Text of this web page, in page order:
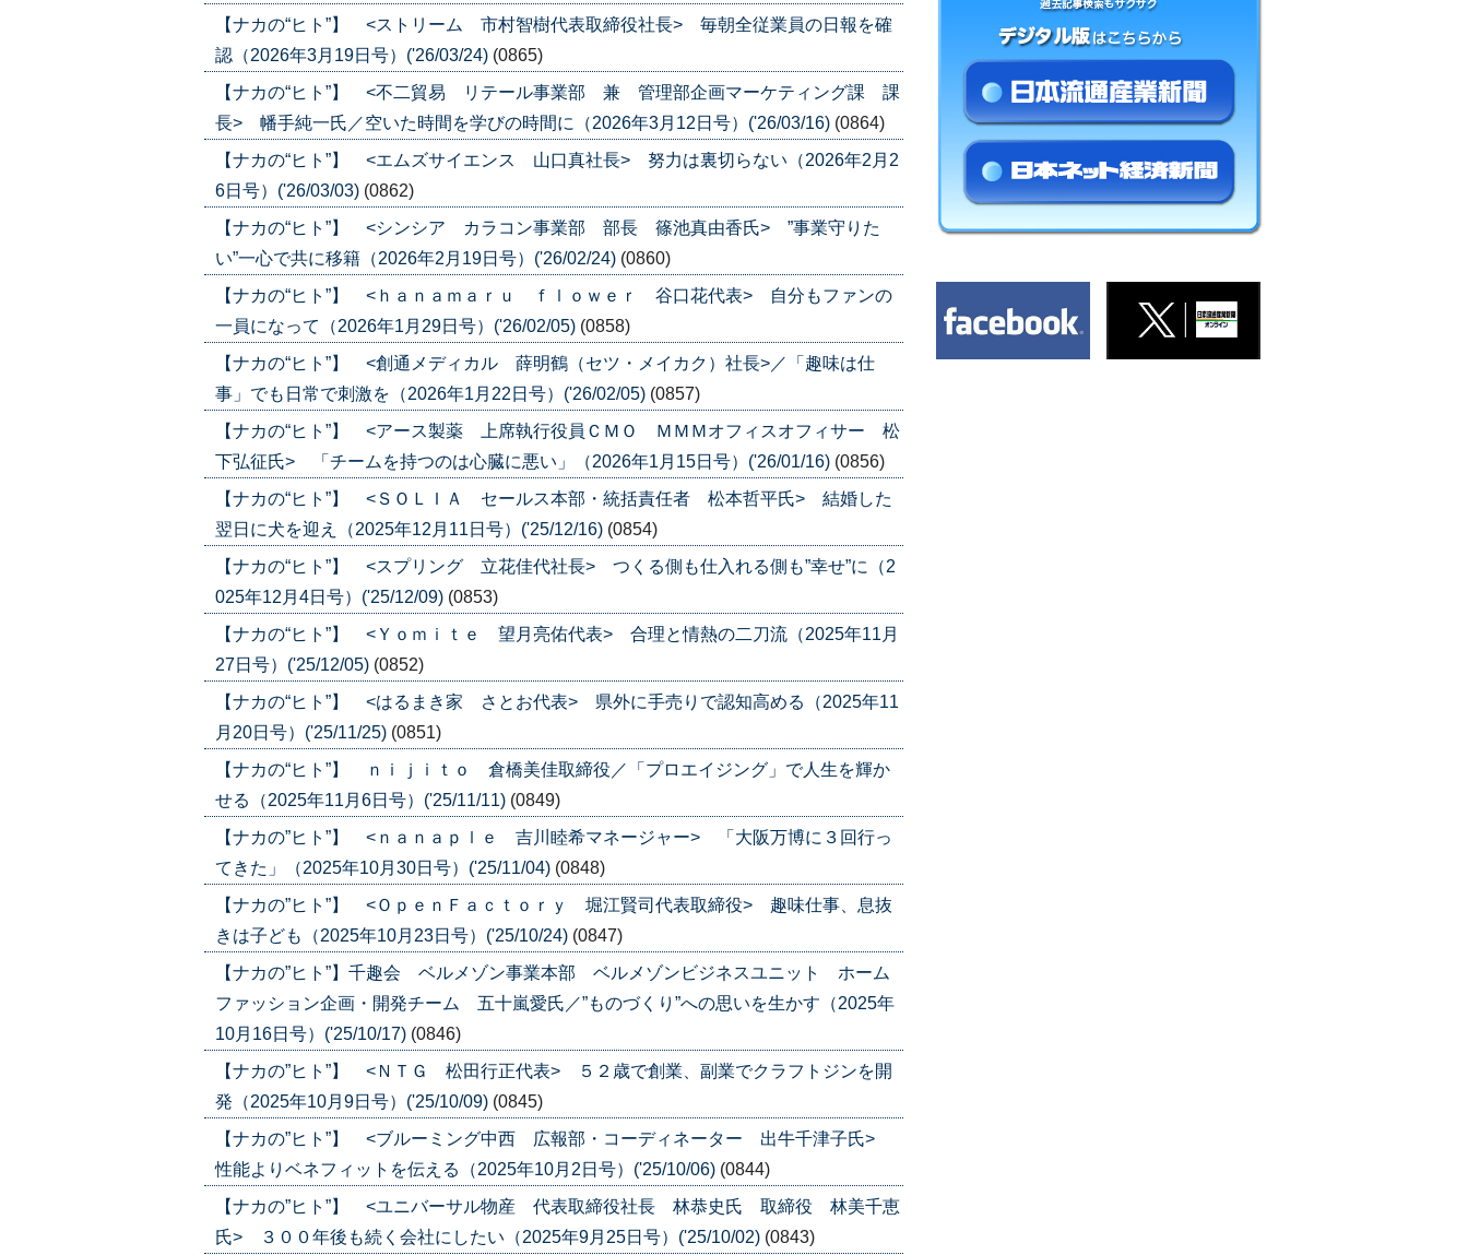
【ナカの“ヒト”】 <ストリーム 市村智樹代表取締役社長> 毎朝全従業員の日報を確
認（2026年3月19日号）('26/03/24) (0865)
【ナカの“ヒト”】 <不二貿易 リテール事業部 兼 管理部企画マーケティング課 課
長> 幡手純一氏／空いた時間を学びの時間に（2026年3月12日号）('26/03/16) (0864)
【ナカの“ヒト”】 <エムズサイエンス 山口真社長> 努力は裏切らない（2026年2月2
6日号）('26/03/03) (0862)
【ナカの“ヒト”】 <シンシア カラコン事業部 部長 篠池真由香氏> ”事業守りた
い”一心で共に移籍（2026年2月19日号）('26/02/24) (0860)
【ナカの“ヒト”】 <ｈａｎａｍａｒｕ ｆｌｏｗｅｒ 谷口花代表> 自分もファンの
一員になって（2026年1月29日号）('26/02/05) (0858)
【ナカの“ヒト”】 <創通メディカル 薛明鶴（セツ・メイカク）社長>／「趣味は仕
事」でも日常で刺激を（2026年1月22日号）('26/02/05) (0857)
【ナカの“ヒト”】 <アース製薬 上席執行役員ＣＭＯ ＭＭＭオフィスオフィサー 松
下弘征氏> 「チームを持つのは心臓に悪い」（2026年1月15日号）('26/01/16) (0856)
【ナカの“ヒト”】 <ＳＯＬＩＡ セールス本部・統括責任者 松本哲平氏> 結婚した
翌日に犬を迎え（2025年12月11日号）('25/12/16) (0854)
【ナカの“ヒト”】 <スプリング 立花佳代社長> つくる側も仕入れる側も”幸せ”に（2
025年12月4日号）('25/12/09) (0853)
【ナカの“ヒト”】 <Ｙｏｍｉｔｅ 望月亮佑代表> 合理と情熱の二刀流（2025年11月
27日号）('25/12/05) (0852)
【ナカの“ヒト”】 <はるまき家 さとお代表> 県外に手売りで認知高める（2025年11
月20日号）('25/11/25) (0851)
【ナカの“ヒト”】 ｎｉｊｉｔｏ 倉橋美佳取締役／「プロエイジング」で人生を輝か
せる（2025年11月6日号）('25/11/11) (0849)
【ナカの”ヒト”】 <ｎａｎａｐｌｅ 吉川睦希マネージャー> 「大阪万博に３回行っ
てきた」（2025年10月30日号）('25/11/04) (0848)
【ナカの”ヒト”】 <ＯｐｅｎＦａｃｔｏｒｙ 堀江賢司代表取締役> 趣味仕事、息抜
きは子ども（2025年10月23日号）('25/10/24) (0847)
【ナカの”ヒト”】千趣会 ベルメゾン事業本部 ベルメゾンビジネスユニット ホーム
ファッション企画・開発チーム 五十嵐愛氏／”ものづくり”への思いを生かす（2025年
10月16日号）('25/10/17) (0846)
【ナカの”ヒト”】 <ＮＴＧ 松田行正代表> ５２歳で創業、副業でクラフトジンを開
発（2025年10月9日号）('25/10/09) (0845)
【ナカの”ヒト”】 <ブルーミング中西 広報部・コーディネーター 出牛千津子氏>
性能よりベネフィットを伝える（2025年10月2日号）('25/10/06) (0844)
【ナカの”ヒト”】 <ユニバーサル物産 代表取締役社長 林恭史氏 取締役 林美千恵
氏> ３００年後も続く会社にしたい（2025年9月25日号）('25/10/02) (0843)